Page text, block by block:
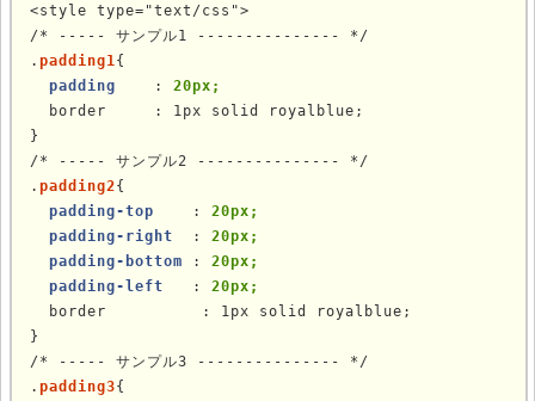
<style type="text/css">
/* ----- サンプル1 --------------- */
. padding1{
padding
    :
20px;
  border     : 1px solid royalblue;
}
/* ----- サンプル2 --------------- */
. padding2{
padding-top
    :
20px;
padding-right
  :
20px;
padding-bottom : 20px;
padding-left
   :
20px;
  border          : 1px solid royalblue;
}
/* ----- サンプル3 --------------- */
. padding3{